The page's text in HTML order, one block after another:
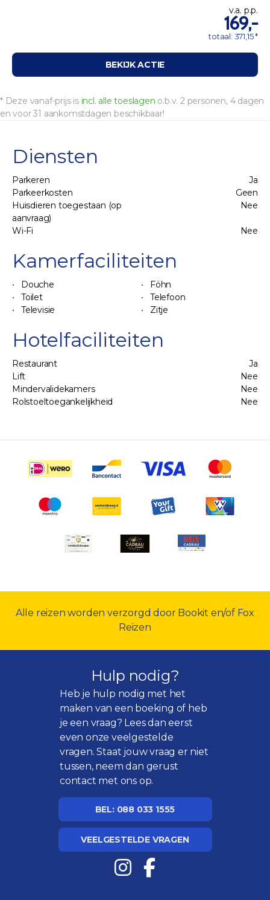
v.a. p.p.
169,-
totaal: 371,15 *
BEKIJK ACTIE
* Deze vanaf-prijs is incl. alle toeslagen o.b.v. 2 personen, 4 dagen
en voor 31 aankomstdagen beschikbaar!
Diensten
Parkeren
Ja
Parkeerkosten
Geen
Huisdieren toegestaan (op
aanvraag)
Nee
Wi-Fi Nee
Kamerfaciliteiten
Douche
Föhn
Toilet
Telefoon
Televisie
Zitje
Hotelfaciliteiten
Restaurant
Ja
Lift
Nee
Mindervalidekamers
Nee
Rolstoeltoegankelijkheid
Nee
Alle reizen worden verzorgd door Bookit en/of Fox
Reizen
Hulp nodig?
Heb je hulp nodig met het
maken van een boeking of heb
je een vraag? Lees dan eerst
even onzeveelgestelde
vragen. Staat jouw vraag er niet
tussen, neem dan gerust
contact met ons op.
BEL: 088 033 1555
VEELGESTELDE VRAGEN